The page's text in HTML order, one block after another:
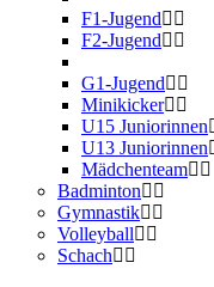
F1-Jugend
F2-Jugend
G1-Jugend
Minikicker
U15 Juniorinnen
U13 Juniorinnen
Mädchenteam
Badminton
Gymnastik
Volleyball
Schach